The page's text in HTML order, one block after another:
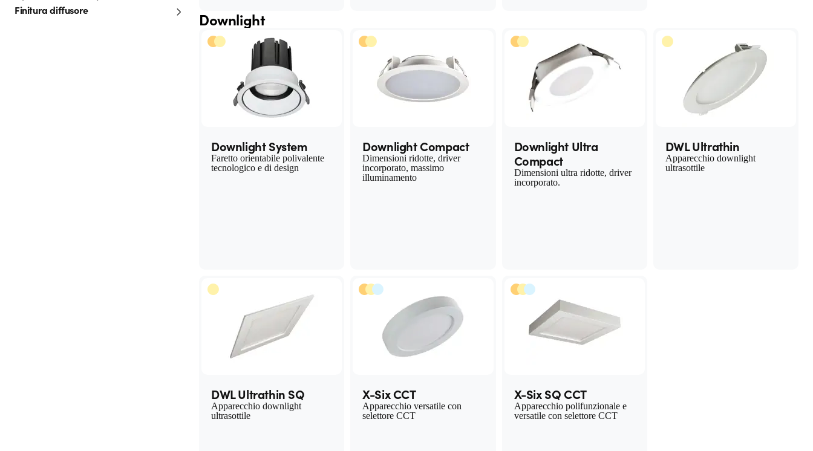
Finitura diffusore
Downlight
Downlight System
Faretto orientabile polivalente
tecnologico e di design
Downlight Compact
Dimensioni ridotte, driver
incorporato, massimo
illuminamento
Downlight Ultra
Compact
Dimensioni ultra ridotte, driver
incorporato.
DWL Ultrathin
Apparecchio downlight
ultrasottile
DWL Ultrathin SQ
Apparecchio downlight
ultrasottile
X-Six CCT
Apparecchio versatile con
selettore CCT
X-Six SQ CCT
Apparecchio polifunzionale e
versatile con selettore CCT